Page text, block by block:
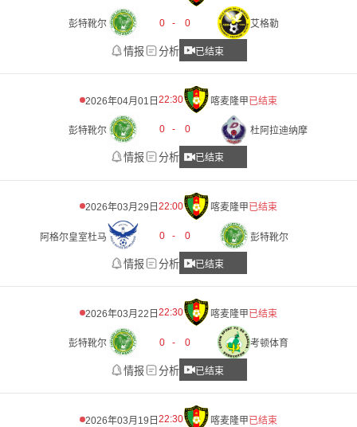
彭特靴尔 0 - 0 艾格勒
情报 分析 已结束
2026年04月01日 22:30 喀麦隆甲已结束
彭特靴尔 0 - 0 杜阿拉迪纳摩
情报 分析 已结束
2026年03月29日 22:00 喀麦隆甲已结束
阿格尔皇室杜马 0 - 0 彭特靴尔
情报 分析 已结束
2026年03月22日 22:30 喀麦隆甲已结束
彭特靴尔 0 - 0 考顿体育
情报 分析 已结束
2026年03月19日 22:30 喀麦隆甲已结束